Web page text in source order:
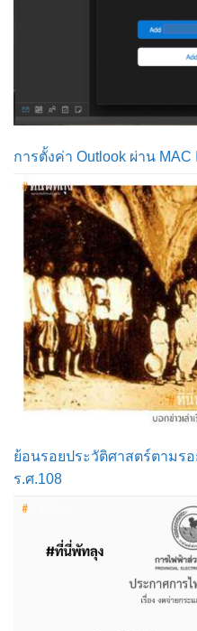
การตั้งค่า Outlook ผ่าน MAC
ย้อนรอยประวัติศาสตร์ตามรอ
ร.ศ.108